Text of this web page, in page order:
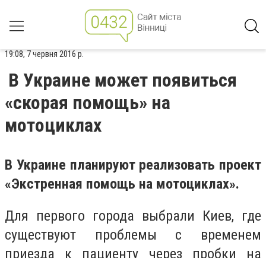
19:08, 7 червня 2016 р.
В Украине может появиться
«скорая помощь» на
мотоциклах
В Украине планируют реализовать проект
«Экстренная помощь на мотоциклах».
Для первого города выбрали Киев, где
существуют проблемы с временем
приезда к пациенту через пробки на